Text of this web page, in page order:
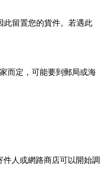
此留置您的貨件。若遇此
而定，可能要到郵局或海
人或網路商店可以開始調